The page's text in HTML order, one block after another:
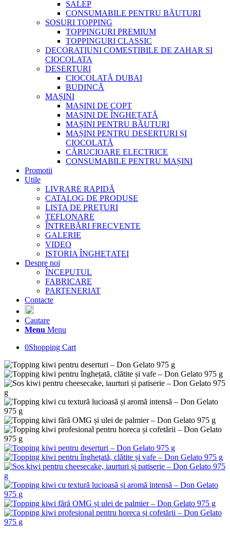
SALEP
CONSUMABILE PENTRU BĂUTURI
SOSURI TOPPING
TOPPINGURI PREMIUM
TOPPINGURI CLASSIC
DECORATIUNI COMESTIBILE DE ZAHAR SI
CIOCOLATA
DESERTURI
CIOCOLATĂ DUBAI
BUDINCĂ
MAȘINI
MAȘINI DE COPT
MAȘINI DE ÎNGHEȚATĂ
MAȘINI PENTRU BĂUTURI
MAȘINI PENTRU DESERTURI ȘI
CIOCOLATĂ
CĂRUCIOARE ELECTRICE
CONSUMABILE PENTRU MAȘINI
Promotii
Utile
LIVRARE RAPIDĂ
CATALOG DE PRODUSE
LISTA DE PREȚURI
TEFLONARE
ÎNTREBĂRI FRECVENTE
GALERIE
VIDEO
ISTORIA ÎNGHEȚATEI
Despre noi
ÎNCEPUTUL
FABRICARE
PARTENERIAT
Contacte
Cautare
Menu Menu
0Shopping Cart